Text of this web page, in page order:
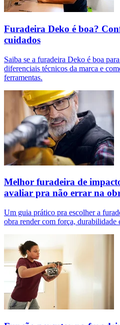
Furadeira Deko é boa?
cuidados
Saiba se a furadeira Deko é boa
diferenciais técnicos da marca e
ferramentas.
Melhor furadeira de
avaliar pra não errar na
Um guia prático pra escolher a
obra render com força, durabilidade